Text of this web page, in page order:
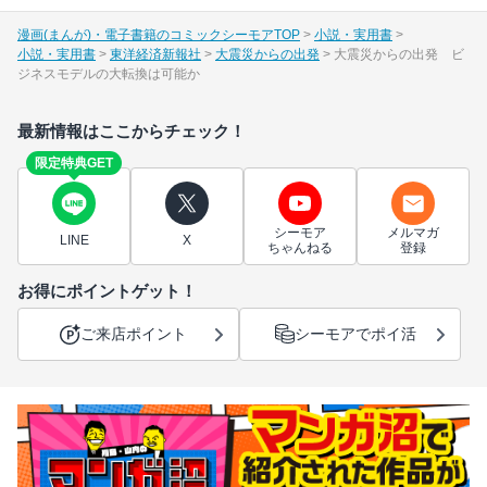
漫画(まんが)・電子書籍のコミックシーモアTOP
小説・実用書
小説・実用書
東洋経済新報社 大震災からの出発
大震災からの出発 ビ
ジネスモデルの大転換は可能か
最新情報はここからチェック！
限定特典GET
LINE X
シーモア
ちゃんねる
メルマガ
登録
お得にポイントゲット！
ご来店ポイント シーモアでポイ活